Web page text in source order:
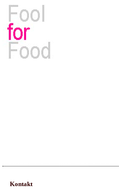
Kontakt